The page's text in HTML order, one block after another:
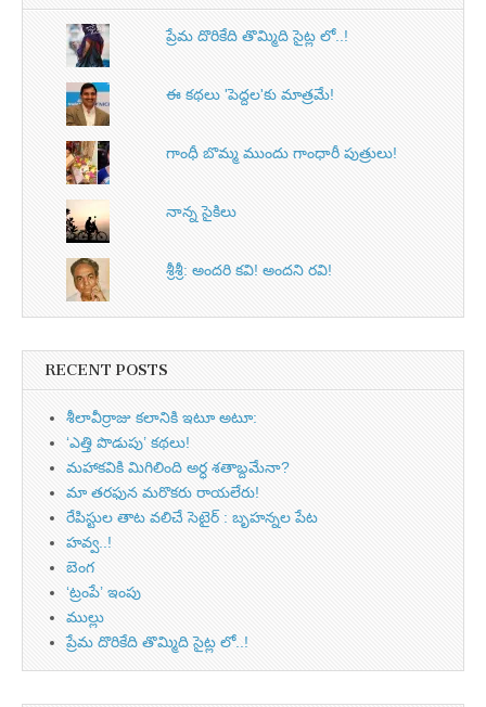
ప్రేమ దొరికేది తొమ్మిది సైట్ల లో..!
ఈ కథలు 'పెద్దల'కు మాత్రమే!
గాంధీ బొమ్మ ముందు గాంధారీ పుత్రులు!
నాన్న సైకిలు
శ్రీశ్రీ: అందరి కవి! అందని రవి!
RECENT POSTS
శీలావీర్రాజు కలానికి ఇటూ అటూ:
‘ఎత్తి పొడుపు’ కథలు!
మహాకవికి మిగిలింది అర్ధ శతాబ్దమేనా?
మా తరఫున మరొకరు రాయలేరు!
రేపిస్టుల తాట వలిచే సెటైర్ : బృహన్నల పేట
హవ్వ..!
బెంగ
‘ట్రంపే’ ఇంపు
ముల్లు
ప్రేమ దొరికేది తొమ్మిది సైట్ల లో..!